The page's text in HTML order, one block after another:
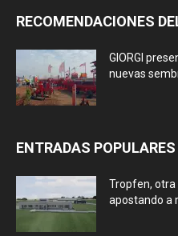
RECOMENDACIONES
GIORGI
nuevas
ENTRADAS POPULARES
Tropfen, otra
apostando a